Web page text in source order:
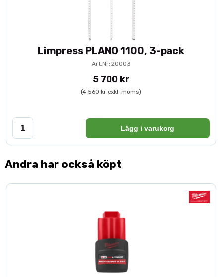
Limpress PLANO 1100, 3-pack
Art.Nr: 20003
5 700 kr
(4 560 kr exkl. moms)
Lägg i varukorg
Andra har också köpt